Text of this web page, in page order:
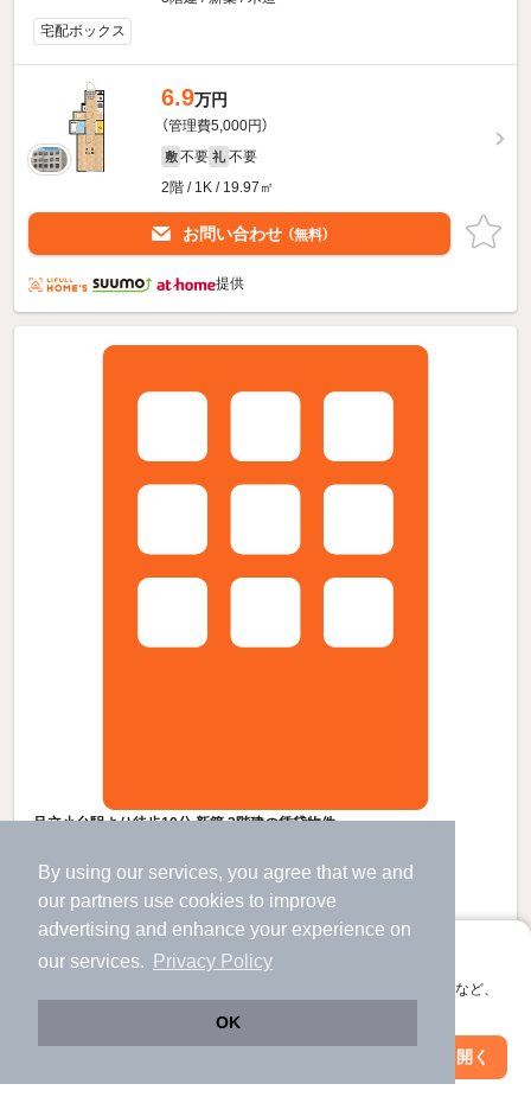
By using our services, you agree that we and
our partners use cookies to improve
advertising and enhance your experience on
our services.
Privacy Policy
OK
アプリに切り替えて、サクサクお部屋探し
会員登録なしですぐ使える。マップ検索やお気に入り保存など、
アプリを開く
宅配ボックス
6.9万円
（管理費5,000円）
敷 不要 礼 不要
2階 / 1K / 19.97㎡
お問い合わせ （無料）
提供
足立小台駅より徒歩10分 新築 3階建の賃貸物件
すべての写真
足立小台駅 歩10分 （日暮里舎人）
小台駅 歩
11
分 （都電荒川線）
ほか1駅（徒歩20分圏内）
東京都足立区小台１丁目
3階建 / 新築 / 木造
宅配ボックス
絞り込み条件を変更